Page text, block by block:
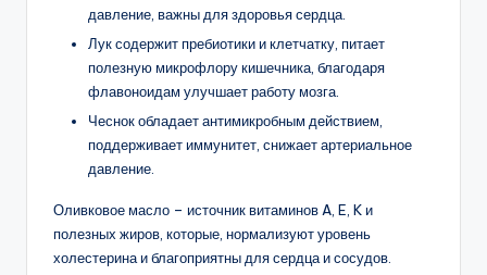
давление, важны для здоровья сердца.
Лук содержит пребиотики и клетчатку, питает
полезную микрофлору кишечника, благодаря
флавоноидам улучшает работу мозга.
Чеснок обладает антимикробным действием,
поддерживает иммунитет, снижает артериальное
давление.
Оливковое масло – источник витаминов A, E, K и
полезных жиров, которые, нормализуют уровень
холестерина и благоприятны для сердца и сосудов.